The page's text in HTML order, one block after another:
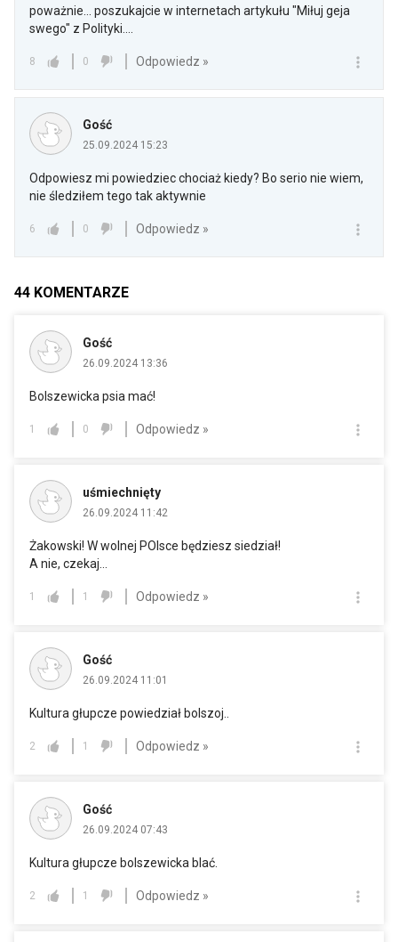
poważnie... poszukajcie w internetach artykułu "Miłuj geja
swego" z Polityki....
8 0 Odpowiedz »
Gość
25.09.2024 15:23
Odpowiesz mi powiedziec chociaż kiedy? Bo serio nie wiem,
nie śledziłem tego tak aktywnie
6 0 Odpowiedz »
44 KOMENTARZE
Gość
26.09.2024 13:36
Bolszewicka psia mać!
1 0 Odpowiedz »
uśmiechnięty
26.09.2024 11:42
Żakowski! W wolnej POlsce będziesz siedział!
A nie, czekaj...
1 1 Odpowiedz »
Gość
26.09.2024 11:01
Kultura głupcze powiedział bolszoj..
2 1 Odpowiedz »
Gość
26.09.2024 07:43
Kultura głupcze bolszewicka blać.
2 1 Odpowiedz »